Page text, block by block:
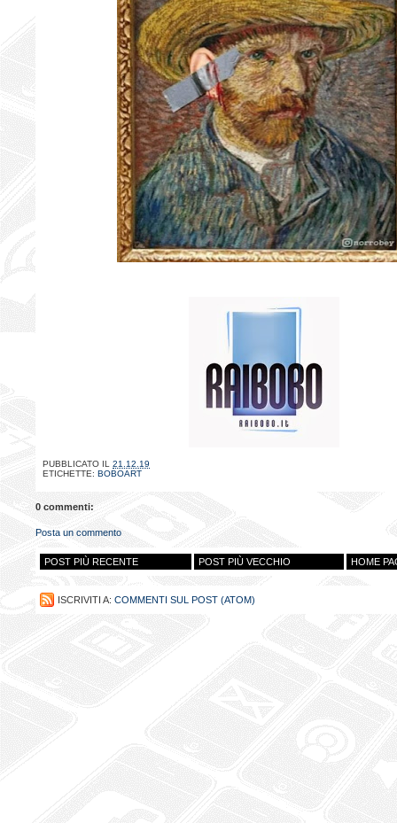
PUBBLICATO IL 21.12.19
ETICHETTE: BOBOART
0 commenti:
Posta un commento
POST PIÙ RECENTE POST PIÙ VECCHIO HOME
ISCRIVITI A: COMMENTI SUL POST (ATOM)